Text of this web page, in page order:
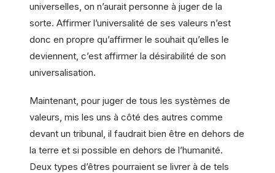
universelles, on n’aurait personne à juger de la
sorte. Affirmer l’universalité de ses valeurs n’est
donc en propre qu’affirmer le souhait qu’elles le
deviennent, c’est affirmer la désirabilité de son
universalisation.
Maintenant, pour juger de tous les systèmes de
valeurs, mis les uns à côté des autres comme
devant un tribunal, il faudrait bien être en dehors de
la terre et si possible en dehors de l’humanité.
Deux types d’êtres pourraient se livrer à de tels